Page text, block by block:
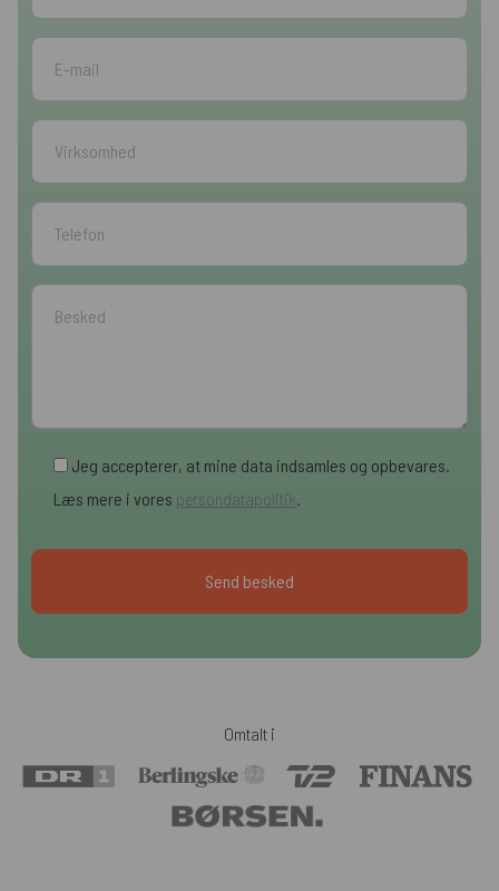
Jeg accepterer, at mine data indsamles og opbevares.
Læs mere i vores persondatapolitik.
Omtalt i